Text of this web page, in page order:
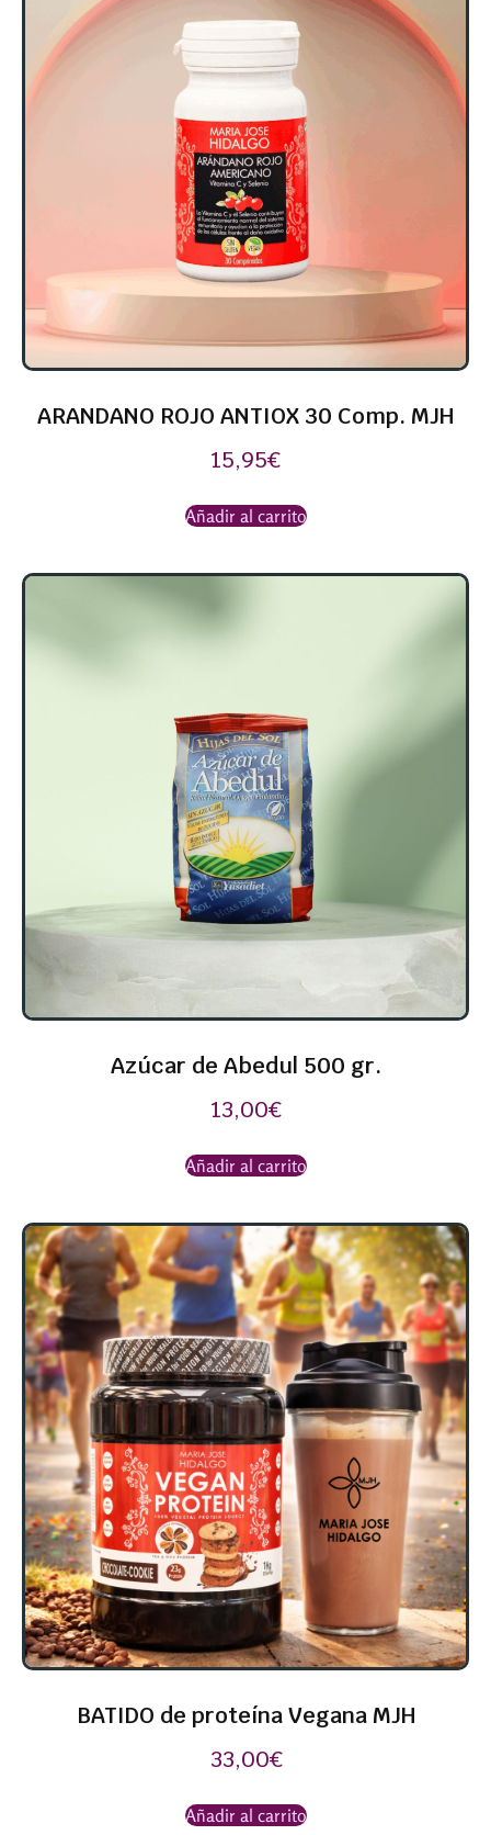
ARANDANO ROJO ANTIOX 30 Comp. MJH
15,95€
Añadir al carrito
Azúcar de Abedul 500 gr.
13,00€
Añadir al carrito
BATIDO de proteína Vegana MJH
33,00€
Añadir al carrito